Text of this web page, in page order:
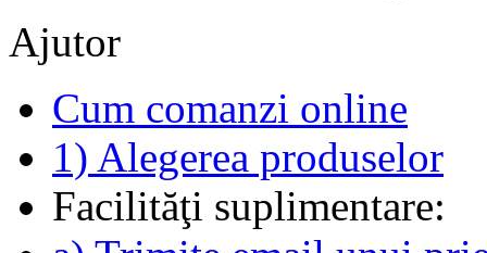
Ajutor
Cum comanzi online
1) Alegerea produselor
Facilităţi suplimentare: